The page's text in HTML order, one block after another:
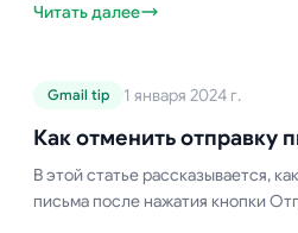
Читать далее
Как отменить
Gmail
Руководство по Gmail
Gmail tip 1 января 2024 г.
Как отменить отправку
В этой статье рассказывается,
письма после нажатия кнопки